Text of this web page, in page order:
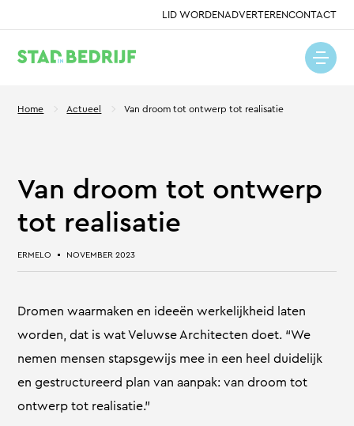
LID WORDENADVERTERENCONTACT
Home Actueel Van droom tot ontwerp tot realisatie
Van droom tot ontwerp
tot realisatie
ERMELO NOVEMBER 2023
Dromen waarmaken en ideeën werkelijkheid laten
worden, dat is wat Veluwse Architecten doet. “We
nemen mensen stapsgewijs mee in een heel duidelijk
en gestructureerd plan van aanpak: van droom tot
ontwerp tot realisatie.”